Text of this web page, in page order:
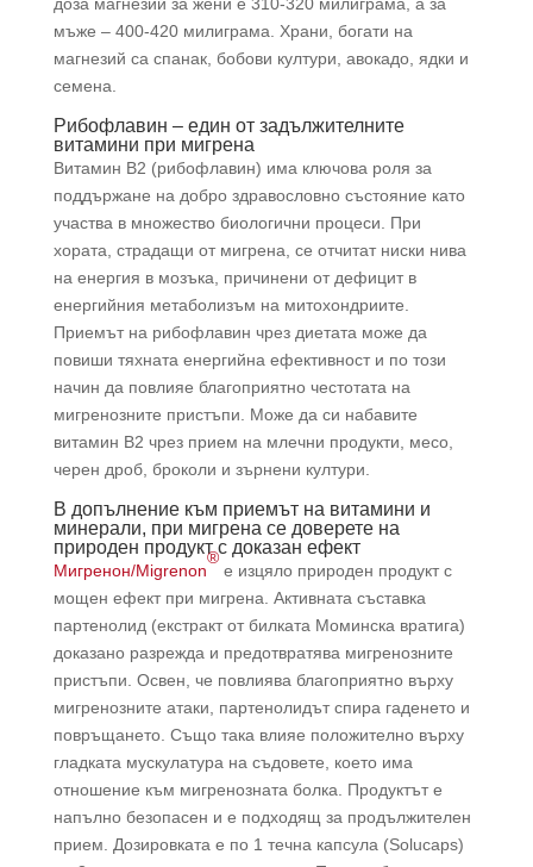
мъже – 400-420 милиграма. Храни, богати на
магнезий са спанак, бобови култури, авокадо, ядки и
семена.
Рибофлавин – един от задължителните
витамини при мигрена
Витамин В2 (рибофлавин) има ключова роля за
поддържане на добро здравословно състояние като
участва в множество биологични процеси. При
хората, страдащи от мигрена, се отчитат ниски нива
на енергия в мозъка, причинени от дефицит в
енергийния метаболизъм на митохондриите.
Приемът на рибофлавин чрез диетата може да
повиши тяхната енергийна ефективност и по този
начин да повлияе благоприятно честотата на
мигренозните пристъпи. Може да си набавите
витамин В2 чрез прием на млечни продукти, месо,
черен дроб, броколи и зърнени култури.
В допълнение към приемът на витамини и
минерали, при мигрена се доверете на
природен продукт с доказан ефект
Мигренон/Migrenon
®
е изцяло природен продукт с
мощен ефект при мигрена. Активната съставка
партенолид (екстракт от билката Моминска вратига)
доказано разрежда и предотвратява мигренозните
пристъпи. Освен, че повлиява благоприятно върху
мигренозните атаки, партенолидът спира гаденето и
повръщането. Също така влияе положително върху
гладката мускулатура на съдовете, което има
отношение към мигренозната болка. Продуктът е
напълно безопасен и е подходящ за продължителен
прием. Дозировката е по 1 течна капсула (Solucaps)